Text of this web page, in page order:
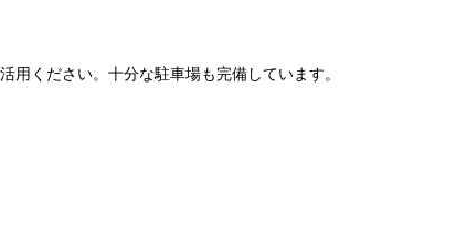
ください。十分な駐車場も完備しています。